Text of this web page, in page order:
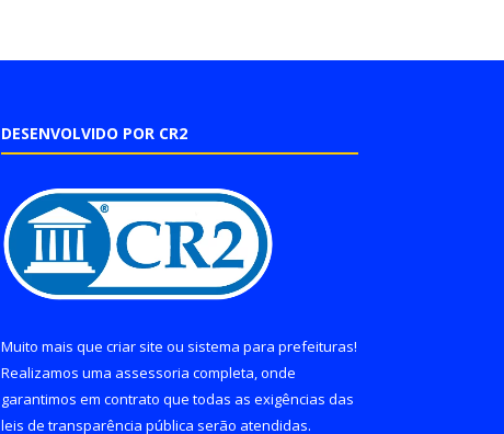
DESENVOLVIDO POR CR2
Muito mais que criar site ou sistema para prefeituras!
Realizamos uma assessoria completa, onde
garantimos em contrato que todas as exigências das
leis de transparência pública serão atendidas.